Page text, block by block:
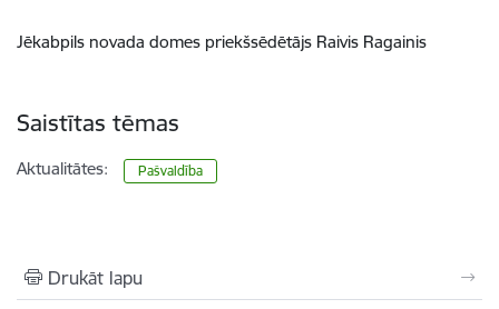
Jēkabpils novada domes priekšsēdētājs Raivis Ragainis
Saistītas tēmas
Aktualitātes: Pašvaldība
Drukāt lapu